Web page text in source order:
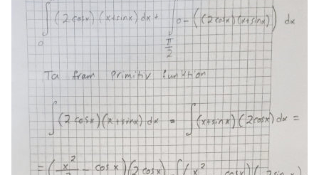
Cookie-inställningar